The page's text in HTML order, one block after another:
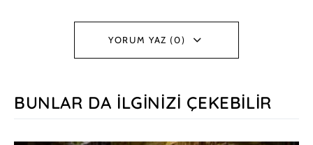
YORUM YAZ (0)
BUNLAR DA İLGINIZI ÇEKEBILIR